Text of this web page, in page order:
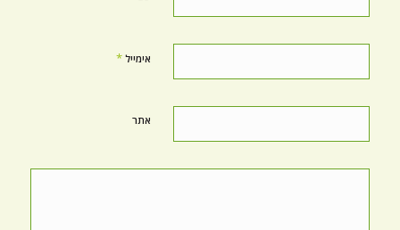
אימייל *
אתר